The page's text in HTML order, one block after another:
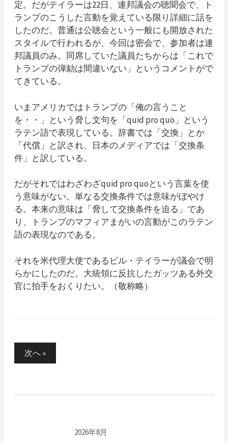
定。だがテイラーは22日、連邦議会の聴聞会で、ト
ランプのこうした言動を覚えている限り詳細に話を
したのだ。普通は公聴会という一般にも開放された
スタイルで行われるが、今回は密会で、参加者は連
邦議員のみ。同席していた議員たちからは「これで
トランプの弾劾は間違いない」というコメントがで
てきている。
いまアメリカではトランプの「俺の言うこと
を・・」という脅し文句を「quid pro quo」という
ラテン語で表現している。辞書では「交換」とか
「代償」と訳され、日本のメディアでは「交換条
件」と訳している。
だがそれではわざわざquid pro quoという言葉を使
う意味がない。単なる交換条件では意味がぼやけ
る。本来の意味は「脅して交換条件を迫る」であ
り、トランプのマフィアまがいの言動がこのラテン
語の表現なのである。
それを米代理大使であるビル・テイラーが議会で明
らかにしたのだ。大統領に反抗したガッツある外交
官に拍手をおくりたい。（敬称略）
次へ »
2026年8月